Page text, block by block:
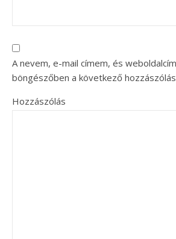
A nevem, e-mail címem, és
böngészőben a következő
Hozzászólás